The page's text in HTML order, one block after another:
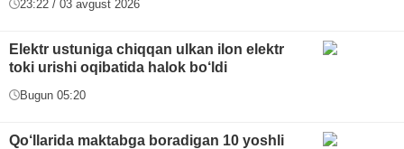
23:22 / 03 avgust 2026
Elektr ustuniga chiqqan ulkan ilon elektr
toki urishi oqibatida halok bo‘ldi
Bugun 05:20
Qo‘llarida maktabga boradigan 10 yoshli